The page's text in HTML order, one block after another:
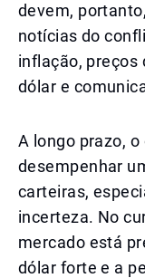
devem,
notícias do
inflação, preços
dólar e
A longo prazo,
desempenhar
carteiras,
incerteza. No
mercado está
dólar forte e a